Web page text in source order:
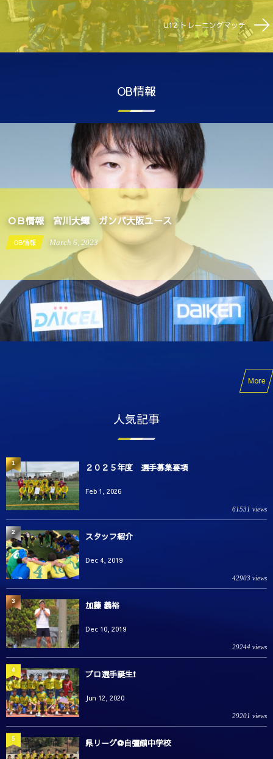
U12 トレーニングマッチ
OB情報
ＯＢ情報 宮川大輝 ガンバ大阪ユース
OB情報 March 6 2023
More
人気記事
２０２５年度 選手募集要項
Feb 1, 2026
61531 views
1
スタッフ紹介
Dec 4, 2019
42903 views
2
加藤 義裕
Dec 10, 2019
29244 views
3
プロ選手誕生❗️
Jun 12, 2020
29201 views
4
県リーグ⚽️自彊館中学校
5